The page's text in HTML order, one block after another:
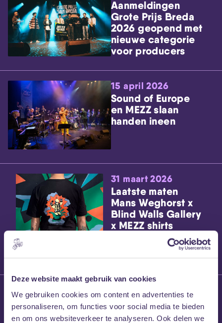
Deze website maakt gebruik van cookies
We gebruiken cookies om content en advertenties te
personaliseren, om functies voor social media te bieden
en om ons websiteverkeer te analyseren. Ook delen we
Aanmeldingen
Grote Prijs Breda
2026 geopend met
nieuwe categorie
voor producers
15 april 2026
Sound of Europe
en MEZZ slaan
handen ineen
31 maart 2026
Laatste maten
Mans Weghorst x
Blind Walls Gallery
x MEZZ shirts
27 maart 2026
Willem’s Blog:
Frans Kalf